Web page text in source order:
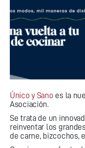
Único y Sano es la
Asociación.
Se trata de un
reinventar los
de carne, bizcochos,